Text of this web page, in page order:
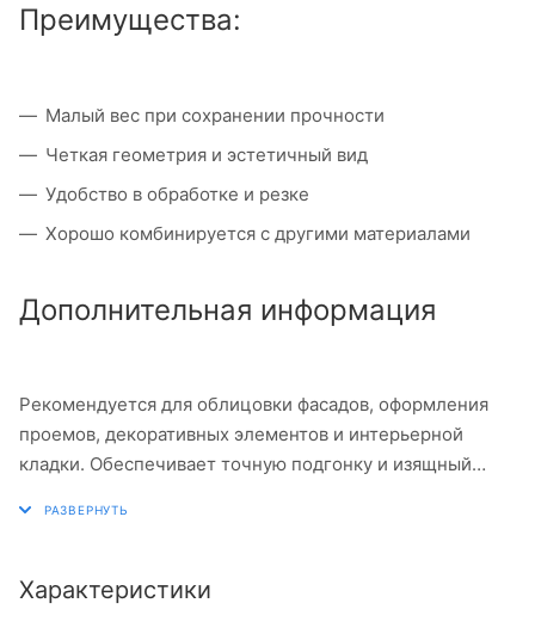
Преимущества:
Малый вес при сохранении прочности
Четкая геометрия и эстетичный вид
Удобство в обработке и резке
Хорошо комбинируется с другими материалами
Дополнительная информация
Рекомендуется для облицовки фасадов, оформления
проемов, декоративных элементов и интерьерной
кладки. Обеспечивает точную подгонку и изящный
Характеристики